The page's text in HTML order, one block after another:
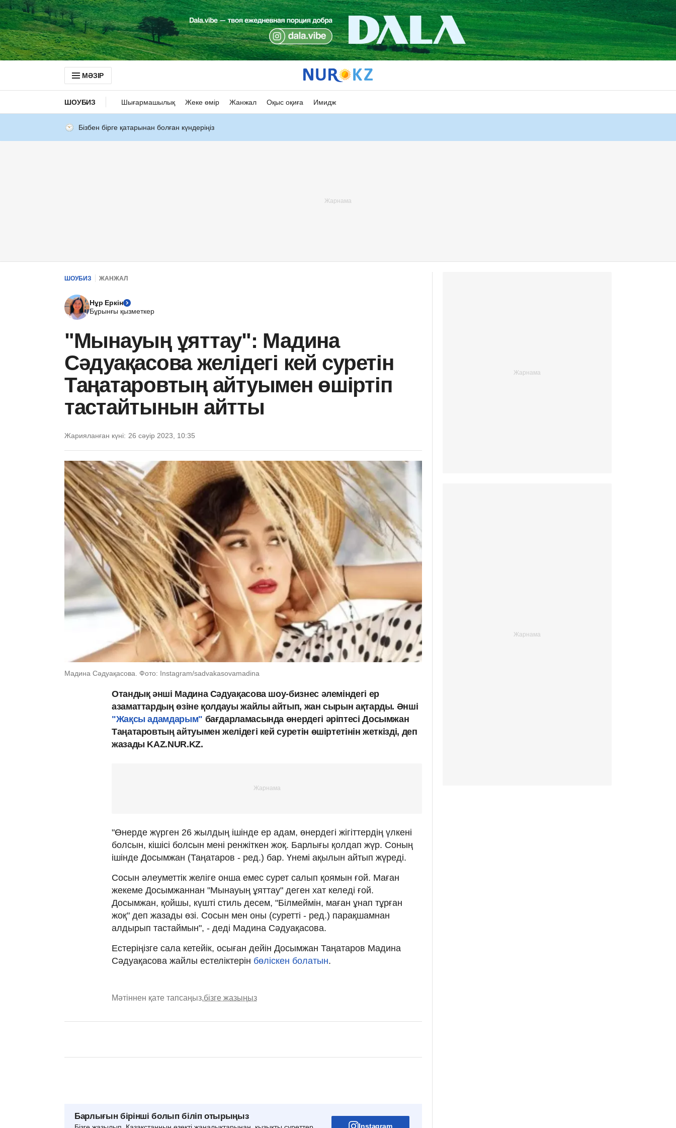
МӘЗІР
ШОУБИЗ Шығармашылық Жеке өмір Жанжал Оқыс оқиға Имидж
Бізбен бірге қатарынан болған күндеріңіз
ШОУБИЗ ЖАНЖАЛ
Нұр Еркін
Бұрынғы қызметкер
"Мынауың ұяттау": Мадина
Сәдуақасова желідегі кей суретін
Таңатаровтың айтуымен өшіртіп
тастайтынын айтты
Жарияланған күні: 26 сәуір 2023, 10:35
Мадина Сәдуақасова. Фото: Instagram/sadvakasovamadina
Отандық әнші Мадина Сәдуақасова шоу-бизнес әлеміндегі ер
азаматтардың өзіне қолдауы жайлы айтып, жан сырын ақтарды. Әнші
"Жақсы адамдарым" бағдарламасында өнердегі әріптесі Досымжан
Таңатаровтың айтуымен желідегі кей суретін өшіртетінін жеткізді, деп
жазады KAZ.NUR.KZ.
"Өнерде жүрген 26 жылдың ішінде ер адам, өнердегі жігіттердің үлкені
болсын, кішісі болсын мені ренжіткен жоқ. Барлығы қолдап жүр. Соның
ішінде Досымжан (Таңатаров - ред.) бар. Үнемі ақылын айтып жүреді.
Сосын әлеуметтік желіге онша емес сурет салып қоямын ғой. Маған
жекеме Досымжаннан "Мынауың ұяттау" деген хат келеді ғой.
Досымжан, қойшы, күшті стиль десем, "Білмеймін, маған ұнап тұрған
жоқ" деп жазады өзі. Сосын мен оны (суретті - ред.) парақшамнан
алдырып тастаймын", - деді Мадина Сәдуақасова.
Естеріңізге сала кетейік, осыған дейін Досымжан Таңатаров Мадина
Сәдуақасова жайлы естеліктерін бөліскен болатын.
Мәтіннен қате тапсаңыз,бізге жазыңыз
Барлығын бірінші болып біліп отырыңыз
Instagram